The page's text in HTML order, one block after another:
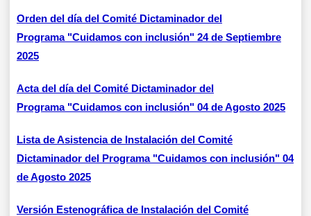
Orden del día del Comité Dictaminador del
Programa "Cuidamos con inclusión" 24 de Septiembre
2025
Acta del día del Comité Dictaminador del
Programa "Cuidamos con inclusión" 04 de Agosto 2025
Lista de Asistencia de Instalación del Comité
Dictaminador del Programa "Cuidamos con inclusión" 04
de Agosto 2025
Versión Estenográfica de Instalación del Comité